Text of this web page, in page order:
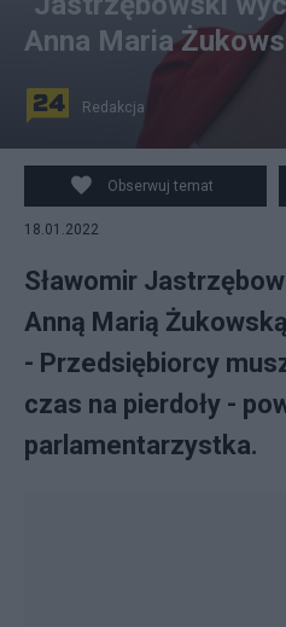
Anna Maria Żukowska, fot.
posłanki
Anna Maria
Redakcja
Obserwuj temat
18.01.2022
Sławomir
Anną Marią
- Przedsiębiorcy
czas na pierdoły -
parlamentarzystka.